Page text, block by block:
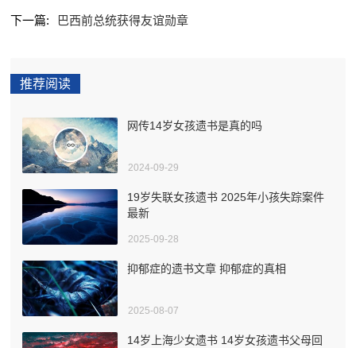
下一篇: 巴西前总统获得友谊勋章
推荐阅读
网传14岁女孩遗书是真的吗
2024-09-29
19岁失联女孩遗书 2025年小孩失踪案件
最新
2025-09-28
抑郁症的遗书文章 抑郁症的真相
2025-08-07
14岁上海少女遗书 14岁女孩遗书父母回